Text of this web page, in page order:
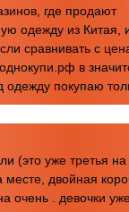
где продают
одежду из Китая,
сравнивать с
в
покупаю
(это уже третья на
двойная
очень . девочки